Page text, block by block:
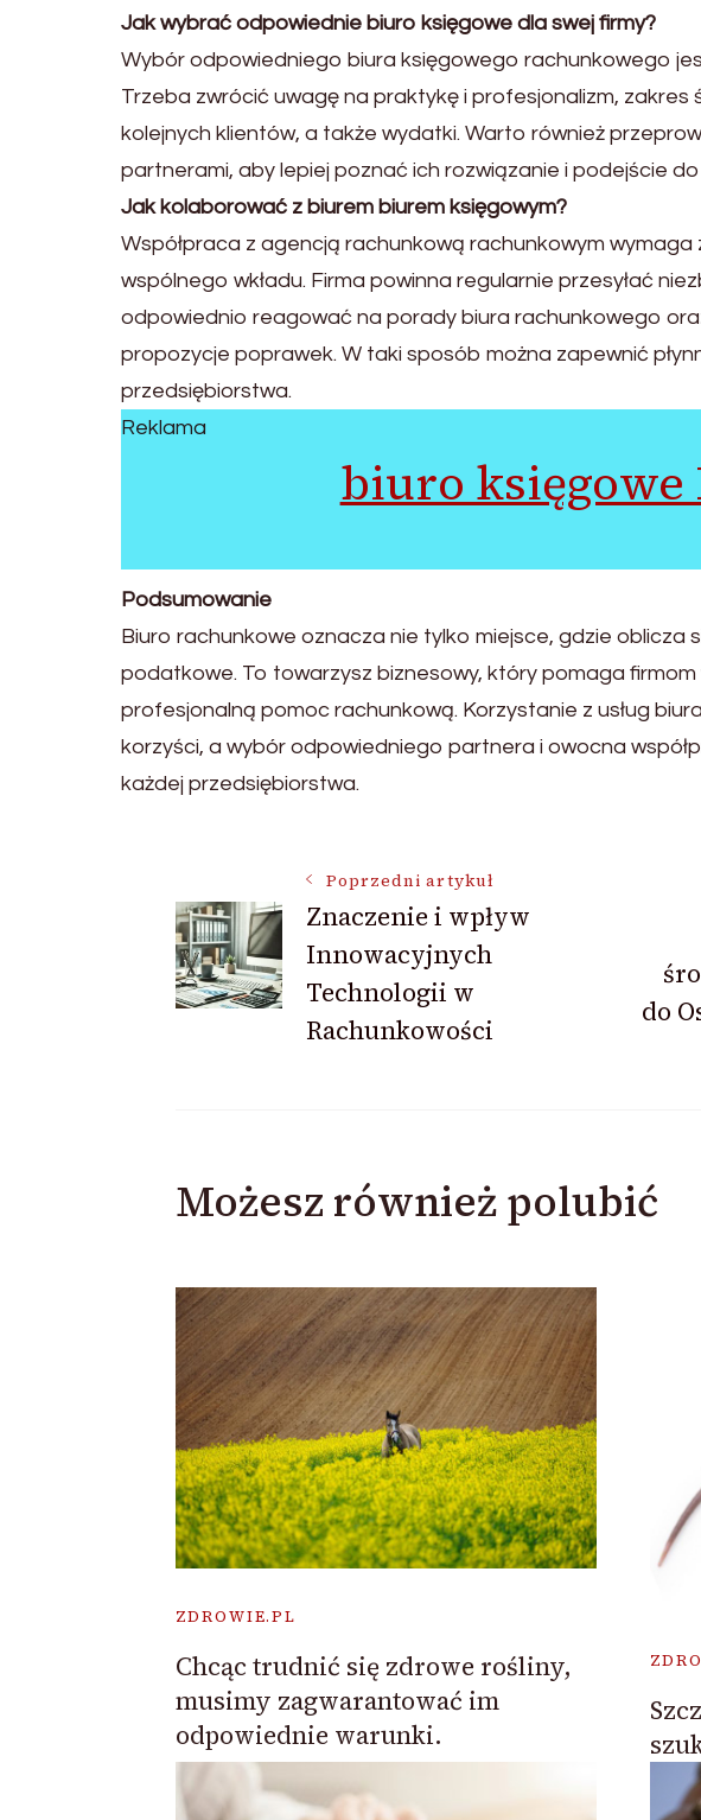
Jak wybrać odpowiednie biuro księgowe dla swej firmy?
Wybór odpowiedniego biura księgowego rachunkowego
Trzeba zwrócić uwagę na praktykę i profesjonalizm, zakres
kolejnych klientów, a także wydatki. Warto również
partnerami, aby lepiej poznać ich rozwiązanie i podejście
Jak kolaborować z biurem biurem księgowym?
Współpraca z agencją rachunkową rachunkowym wymaga
wspólnego wkładu. Firma powinna regularnie przesyłać
odpowiednio reagować na porady biura rachunkowego
propozycje poprawek. W taki sposób można zapewnić
przedsiębiorstwa.
Reklama
biuro księgowe
Podsumowanie
Biuro rachunkowe oznacza nie tylko miejsce, gdzie oblicza
podatkowe. To towarzysz biznesowy, który pomaga firmom
profesjonalną pomoc rachunkową. Korzystanie z usług
korzyści, a wybór odpowiedniego partnera i owocna
każdej przedsiębiorstwa.
Nawigacja
wpisu
Poprzedni artykuł
Znaczenie i wpływ
Innowacyjnych
Technologii w
Rachunkowości
do
Możesz również polubić
ZDROWIE.PL
Chcąc trudnić się zdrowe rośliny,
musimy zagwarantować im
odpowiednie warunki.